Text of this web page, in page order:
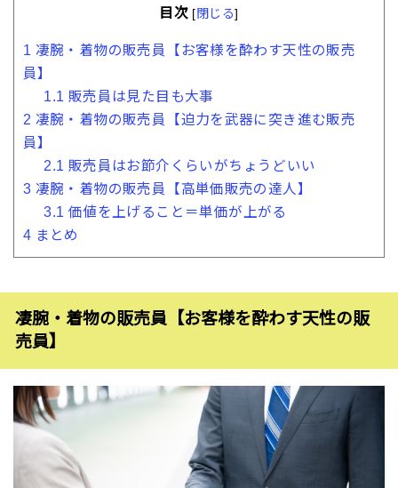
目次 [閉じる]
1 凄腕・着物の販売員【お客様を酔わす天性の販売
員】
1.1 販売員は見た目も大事
2 凄腕・着物の販売員【迫力を武器に突き進む販売
員】
2.1 販売員はお節介くらいがちょうどいい
3 凄腕・着物の販売員【高単価販売の達人】
3.1 価値を上げること＝単価が上がる
4 まとめ
凄腕・着物の販売員【お客様を酔わす天性の販
売員】